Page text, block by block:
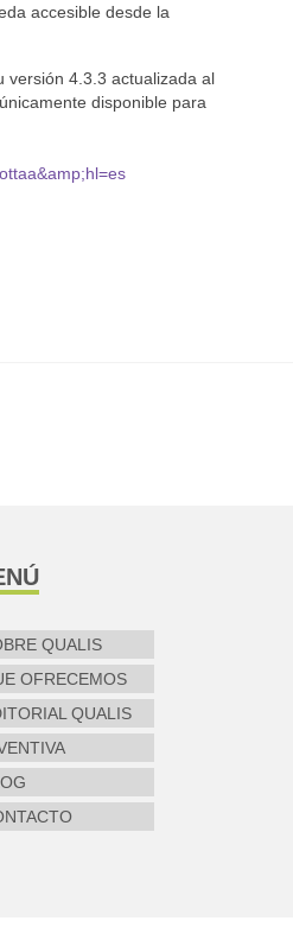
accesible desde la
versión 4.3.3 actualizada al
disponible para
QUALIS
OFRECEMOS
QUALIS